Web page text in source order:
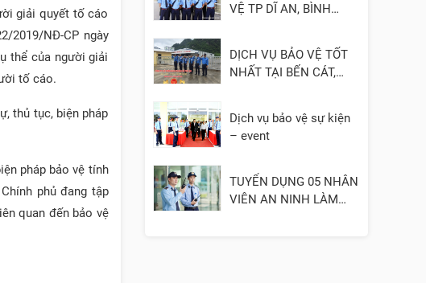
giải quyết tố cáo
2019/NĐ-CP ngày
thể của người giải
tố cáo.
thủ tục, biện pháp
pháp bảo vệ tính
phủ đang tập
quan đến bảo vệ
VỆ TP DĨ AN, BÌNH
DỊCH VỤ BẢO VỆ TỐT
NHẤT TẠI BẾN CÁT,
Dịch vụ bảo vệ sự kiện
– event
TUYỂN DỤNG 05 NHÂN
VIÊN AN NINH LÀM